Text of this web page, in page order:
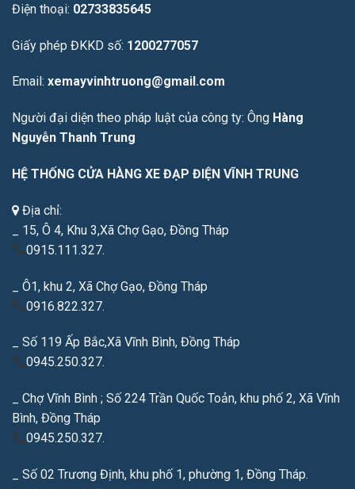
Điện thoại: 02733835645
Giấy phép ĐKKD số: 1200277057
Email: xemayvinhtruong@gmail.com
Người đại diện theo pháp luật của công ty: Ông Hàng
Nguyễn Thanh Trung
HỆ THỐNG CỬA HÀNG XE ĐẠP ĐIỆN VĨNH TRUNG
Địa chỉ:
_ 15, Ô 4, Khu 3,Xã Chợ Gạo, Đồng Tháp
0915.111.327.
_ Ô1, khu 2, Xã Chợ Gạo, Đồng Tháp
0916.822.327.
_ Số 119 Ấp Bắc,Xã Vĩnh Bình, Đồng Tháp
0945.250.327.
_ Chợ Vĩnh Bình ; Số 224 Trần Quốc Toản, khu phố 2, Xã Vĩnh
Bình, Đồng Tháp
0945.250.327.
_ Số 02 Trương Định, khu phố 1, phường 1, Đồng Tháp.